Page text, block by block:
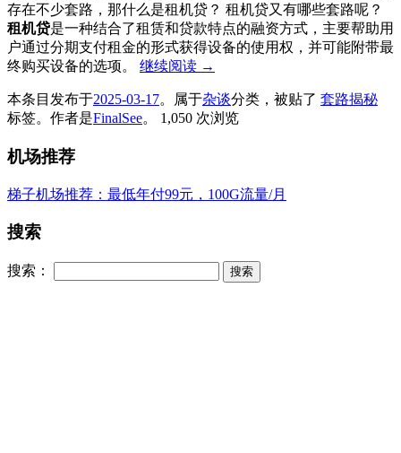
存在不少套路，那什么是租机贷？ 租机贷又有哪些套路呢？
租机贷是一种结合了租赁和贷款特点的融资方式，主要帮助用
户通过分期支付租金的形式获得设备的使用权，并可能附带最
终购买设备的选项。 继续阅读 →
本条目发布于2025-03-17。属于杂谈分类，被贴了 套路揭秘
标签。 作者是FinalSee。 1,050 次浏览
机场推荐
梯子机场推荐：最低年付99元，100G流量/月
搜索
搜索：